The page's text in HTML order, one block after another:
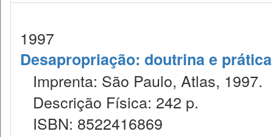
1997
Desapropriação: doutrina e prática
Imprenta: São Paulo, Atlas, 1997.
Descrição Física: 242 p.
ISBN: 8522416869